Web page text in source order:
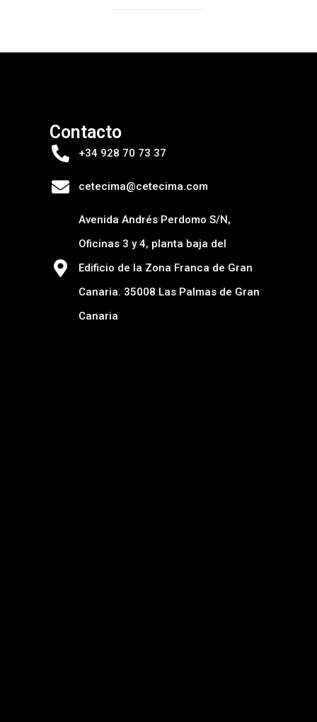
Contacto
+34 928 70 73 37
cetecima@cetecima.com
Avenida Andrés Perdomo S/N,
Oficinas 3 y 4, planta baja del
Edificio de la Zona Franca de Gran
Canaria. 35008 Las Palmas de Gran
Canaria